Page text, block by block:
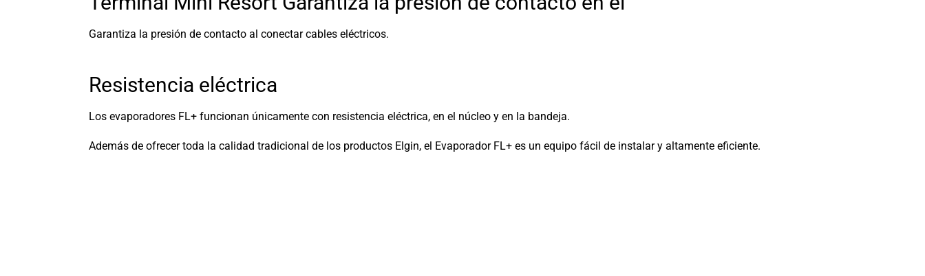
Garantiza la presión de contacto al conectar cables eléctricos.
Resistencia eléctrica
Los evaporadores FL+ funcionan únicamente con resistencia eléctrica, en el núcleo y en la bandeja.
Además de ofrecer toda la calidad tradicional de los productos Elgin, el Evaporador FL+ es un equipo fácil de instalar y altamente eficiente.